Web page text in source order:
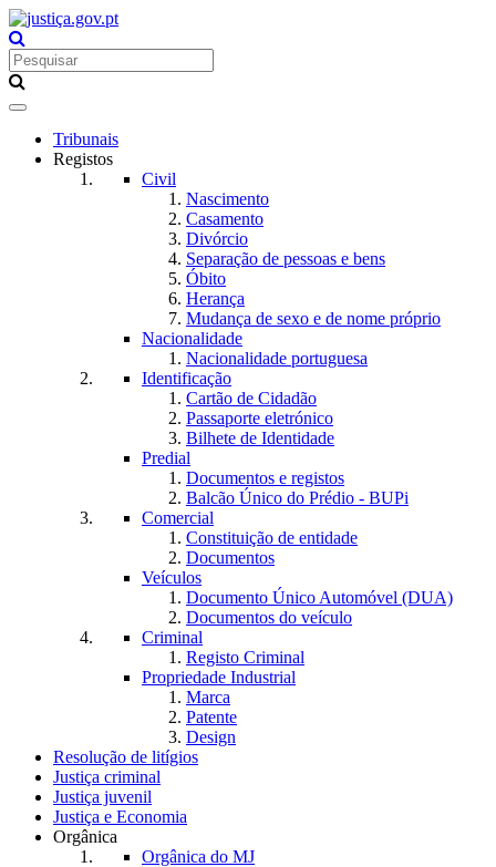
Toggle
navigationTribunais
Registos
Civil
Nascimento
Casamento
Divórcio
Separação de pessoas e bens
Óbito
Herança
Mudança de sexo e de nome próprio
Nacionalidade
Nacionalidade portuguesa
Identificação
Cartão de Cidadão
Passaporte eletrónico
Bilhete de Identidade
Predial
Documentos e registos
Balcão Único do Prédio - BUPi
Comercial
Constituição de entidade
Documentos
Veículos
Documento Único Automóvel (DUA)
Documentos do veículo
Criminal
Registo Criminal
Propriedade Industrial
Marca
Patente
Design
Resolução de litígios
Justiça criminal
Justiça juvenil
Justiça e Economia
Orgânica
Orgânica do MJ